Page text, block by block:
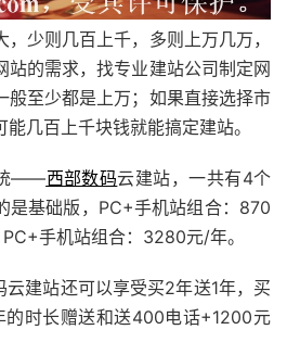
少则几百上千，多则上万几万，
站的需求，找专业建站公司制定网
般至少都是上万；如果直接选择市
几百上千块钱就能搞定建站。
统——西部数码云建站，一共有4个
是基础版，PC+手机站组合：870
手机站组合：3280元/年。
云建站还可以享受买2年送1年，买
时长赠送和送400电话+1200元